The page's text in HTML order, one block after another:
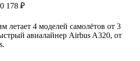
178 ₽
летает 4 моделей самолётов от 3
авиалайнер Airbus A320, от